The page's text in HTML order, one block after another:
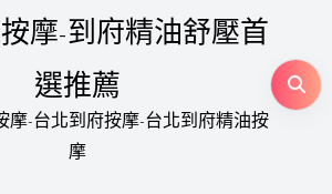
摩-到府精油舒壓首
選推薦
摩-台北到府按摩-台北到府精油按
摩